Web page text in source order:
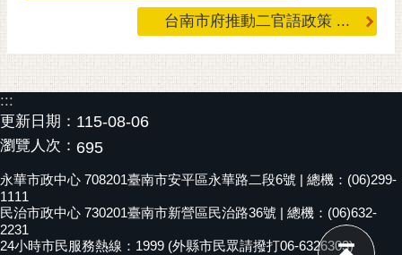
台南市府推動二官語政策 ...
:::
更新日期： 115-08-06
瀏覽人次： 695
永華市政中心 708201臺南市安平區永華路二段6號 | 總機：(06)299-
1111
民治市政中心 730201臺南市新營區民治路36號 | 總機：(06)632-
2231
24小時市民服務熱線：1999 (外縣市民眾請撥打06-6326303)